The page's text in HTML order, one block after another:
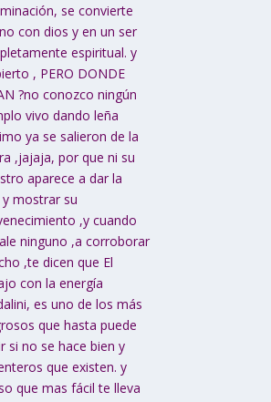
se convierte
con dios y en un ser
espiritual. y
, PERO DONDE
?no conozco ningún
vivo dando leña
ya se salieron de la
,jajaja, por que ni su
aparece a dar la
y mostrar su
,y cuando
ninguno ,a corroborar
,te dicen que El
con la energía
es uno de los más
que hasta puede
si no se hace bien y
que existen. y
que mas fácil te lleva